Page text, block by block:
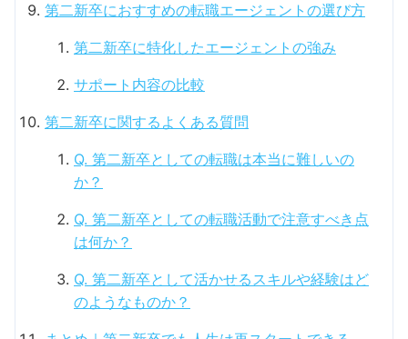
第二新卒におすすめの転職エージェントの選び方
第二新卒に特化したエージェントの強み
サポート内容の比較
第二新卒に関するよくある質問
Q. 第二新卒としての転職は本当に難しいの
か？
Q. 第二新卒としての転職活動で注意すべき点
は何か？
Q. 第二新卒として活かせるスキルや経験はど
のようなものか？